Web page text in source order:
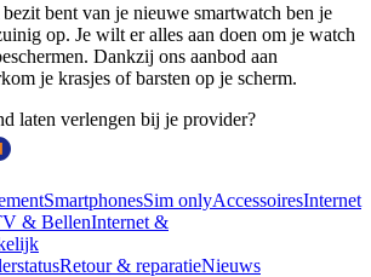
bent van je nieuwe smartwatch ben je
op. Je wilt er alles aan doen om je watch
Dankzij ons aanbod aan
je krasjes of barsten op je scherm.
laten verlengen bij je provider?
SmartphonesSim onlyAccessoiresInternet
& BellenInternet &
Retour & reparatieNieuws